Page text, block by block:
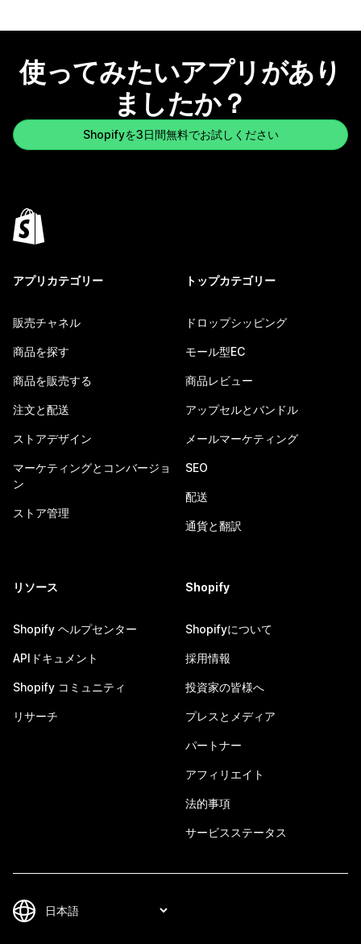
使ってみたいアプリがあり
ましたか？
Shopifyを3日間無料でお試しください
アプリカテゴリー
販売チャネル
商品を探す
商品を販売する
注文と配送
ストアデザイン
マーケティングとコンバージョ
ン
ストア管理
トップカテゴリー
ドロップシッピング
モール型EC
商品レビュー
アップセルとバンドル
メールマーケティング
SEO
配送
通貨と翻訳
リソース
Shopify ヘルプセンター
APIドキュメント
Shopify コミュニティ
リサーチ
Shopify
Shopifyについて
採用情報
投資家の皆様へ
プレスとメディア
パートナー
アフィリエイト
法的事項
サービスステータス